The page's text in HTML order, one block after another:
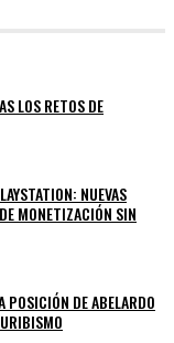
LOS RETOS DE
NUEVAS
MONETIZACIÓN SIN
DE ABELARDO